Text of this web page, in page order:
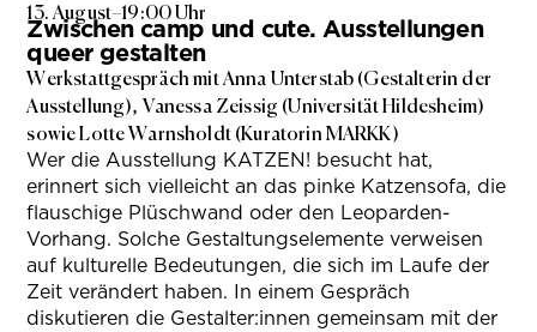
13. August–19:00 Uhr
Zwischen camp und cute. Ausstellungen
queer gestalten
Werkstattgespräch mit Anna Unterstab (Gestalterin der
Ausstellung), Vanessa Zeissig (Universität Hildesheim)
sowie Lotte Warnsholdt (Kuratorin MARKK)
Wer die Ausstellung KATZEN! besucht hat,
erinnert sich vielleicht an das pinke Katzensofa, die
flauschige Plüschwand oder den Leoparden-
Vorhang. Solche Gestaltungselemente verweisen
auf kulturelle Bedeutungen, die sich im Laufe der
Zeit verändert haben. In einem Gespräch
diskutieren die Gestalter:innen gemeinsam mit der